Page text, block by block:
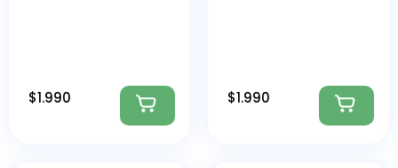
$1.990 $1.990